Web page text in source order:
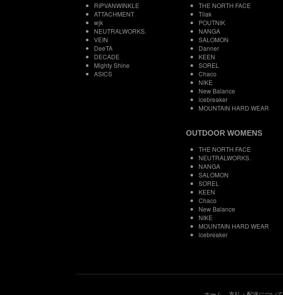
RIPVANWINKLE
ATTACHMENT
wjk
NEUTRALWORKS.
VEIN
DeeTA
DECADE
Mighty Shine
ASICS
THE NORTH FACE
Tilak
POUTNIK
NANGA
SALOMON
Danner
KEEN
SOREL
Chaco
NIKE
New Balance
icebreaker
MOUNTAIN HARD WEAR
OUTDOOR WOMENS
THE NORTH FACE
NEUTRALWORKS.
NANGA
SALOMON
SOREL
KEEN
Chaco
New Balance
NIKE
MOUNTAIN HARD WEAR
icebreaker